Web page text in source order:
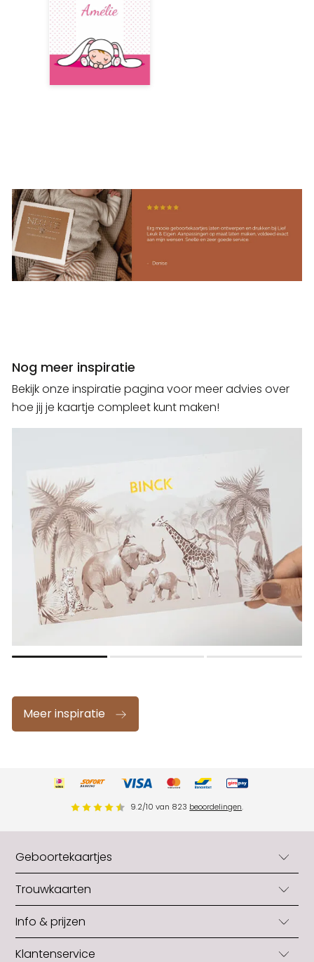
Nog meer inspiratie
Bekijk onze inspiratie pagina voor meer advies over
hoe jij je kaartje compleet kunt maken!
Meer inspiratie
9.2/10 van 823 beoordelingen.
Geboortekaartjes
Geboortekaartjes
Geboortekaartjes jongens
Geboortekaartjes meisjes
Trouwkaarten
Trouwkaarten
Trouwkaarten originele vorm
Trouwkaarten zelf maken
Info & prijzen
Blog
Klantenservice